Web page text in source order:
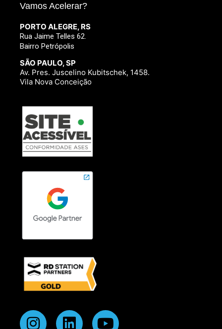
Vamos Acelerar?
PORTO ALEGRE, RS
Rua Jaime Telles 62.
Bairro Petrópolis
SÃO PAULO, SP
Av. Pres. Juscelino Kubitschek, 1458.
Vila Nova Conceição